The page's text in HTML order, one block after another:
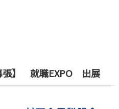
張】 就職EXPO 出展